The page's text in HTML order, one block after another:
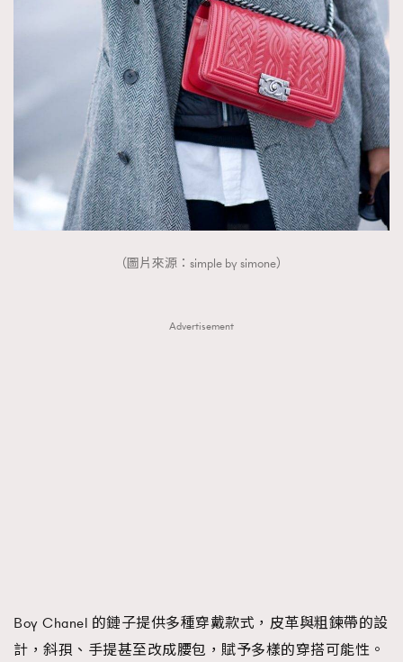
（圖片來源：simple by simone）
Advertisement
Boy Chanel 的鏈子提供多種穿戴款式，皮革與粗鍊帶的設
計，斜孭、手提甚至改成腰包，賦予多樣的穿搭可能性。